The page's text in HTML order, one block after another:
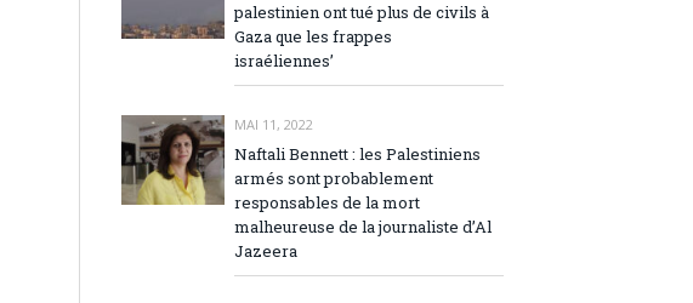
palestinien ont tué plus de civils à
Gaza que les frappes
israéliennes’
MAI 11, 2022
Naftali Bennett : les Palestiniens
armés sont probablement
responsables de la mort
malheureuse de la journaliste d’Al
Jazeera